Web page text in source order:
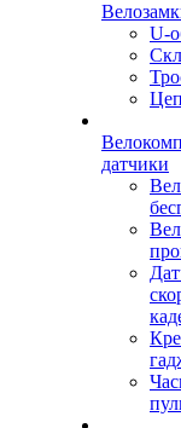
U-
датчики